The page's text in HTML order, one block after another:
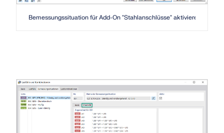
Geo-Zonen-Tool
Der Dlubal-Onlinedienst bietet Zonenkarten zur
schnellen Ermittlung von Schneelasten,
Windgeschwindigkeiten und seismischen Daten.
Bemessungssituation für Add-On "Stahlanschlüsse" aktivieren